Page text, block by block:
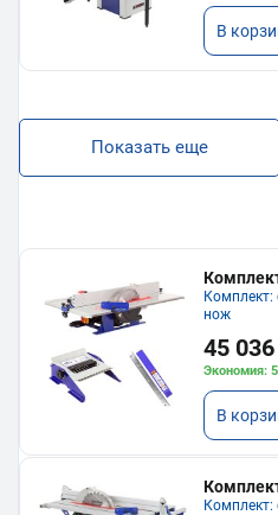
В
Показать еще
Комплект:
нож
45
Экономия:
В
Комплект: